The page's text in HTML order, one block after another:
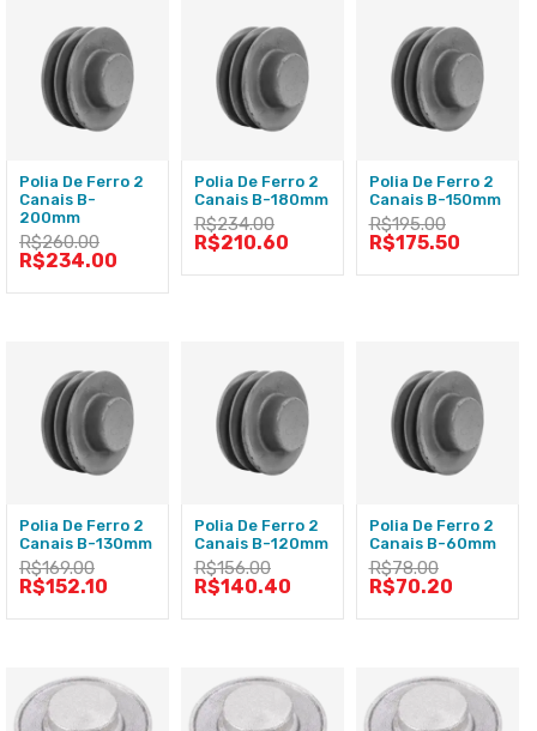
Polia De Ferro 2
Canais B-
200mm
R$260.00
R$234.00
Polia De Ferro 2
Canais B-180mm
R$234.00
R$210.60
Polia De Ferro 2
Canais B-150mm
R$195.00
R$175.50
Polia De Ferro 2
Canais B-130mm
R$169.00
R$152.10
Polia De Ferro 2
Canais B-120mm
R$156.00
R$140.40
Polia De Ferro 2
Canais B-60mm
R$78.00
R$70.20